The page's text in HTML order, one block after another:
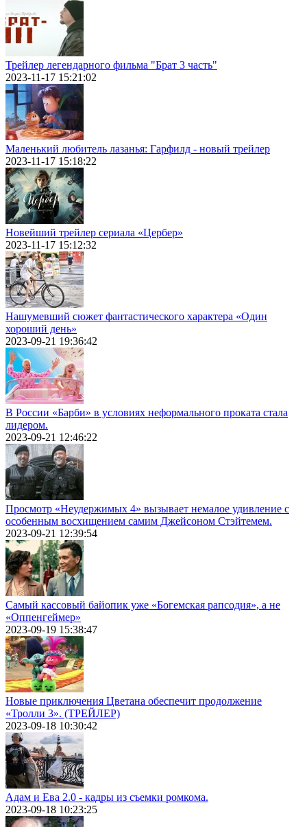
Трейлер легендарного фильма "Брат 3 часть"
2023-11-17 15:21:02
Маленький любитель лазанья: Гарфилд - новый трейлер
2023-11-17 15:18:22
Новейший трейлер сериала «Цербер»
2023-11-17 15:12:32
Нашумевший сюжет фантастического характера «Один
хороший день»
2023-09-21 19:36:42
В России «Барби» в условиях неформального проката стала
лидером.
2023-09-21 12:46:22
Просмотр «Неудержимых 4» вызывает немалое удивление с
особенным восхищением самим Джейсоном Стэйтемем.
2023-09-21 12:39:54
Самый кассовый байопик уже «Богемская рапсодия», а не
«Оппенгеймер»
2023-09-19 15:38:47
Новые приключения Цветана обеспечит продолжение
«Тролли 3». (ТРЕЙЛЕР)
2023-09-18 10:30:42
Адам и Ева 2.0 - кадры из съемки ромкома.
2023-09-18 10:23:25